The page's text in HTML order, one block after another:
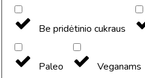
Be pridėtinio cukraus
Paleo Veganams